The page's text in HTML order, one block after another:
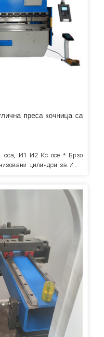
преса кочница са
оса, И1 И2 Кс осе * Брзо
цилиндри за И1 и
ДЕЛЕМ 52С Мотор Сиеменс
Сцхнеидер…